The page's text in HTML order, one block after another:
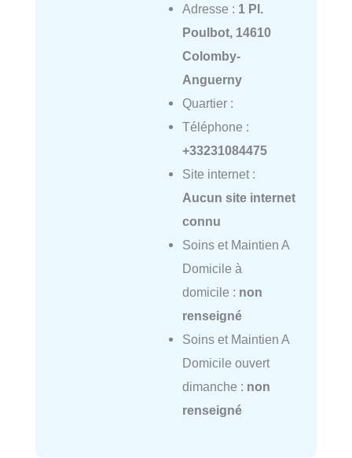
Adresse : 1 Pl.
Poulbot, 14610
Colomby-
Anguerny
Quartier :
Téléphone :
+33231084475
Site internet :
Aucun site internet
connu
Soins et Maintien A
Domicile à
domicile : non
renseigné
Soins et Maintien A
Domicile ouvert
dimanche : non
renseigné